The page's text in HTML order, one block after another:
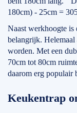
180cm) - 25cm =
Naast werkhoogte is
belangrijk. Helemaal
worden. Met een
70cm tot 80cm
daarom erg populair
Keukentrap